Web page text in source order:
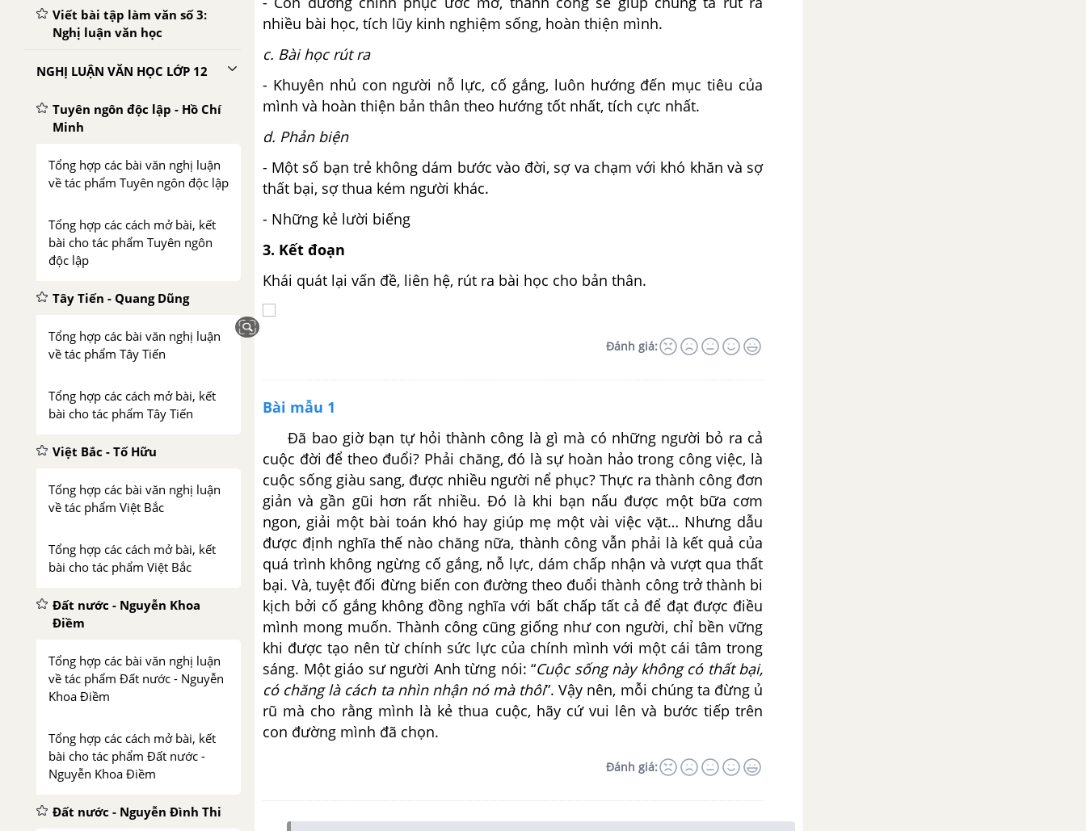
Viết bài tập làm văn số 3:
Nghị luận văn học
NGHỊ LUẬN VĂN HỌC LỚP 12
Tuyên ngôn độc lập - Hồ Chí
Minh
Tổng hợp các bài văn nghị luận
về tác phẩm Tuyên ngôn độc lập
Tổng hợp các cách mở bài, kết
bài cho tác phẩm Tuyên ngôn
độc lập
Tây Tiến - Quang Dũng
Tổng hợp các bài văn nghị luận
về tác phẩm Tây Tiến
Tổng hợp các cách mở bài, kết
bài cho tác phẩm Tây Tiến
Việt Bắc - Tố Hữu
Tổng hợp các bài văn nghị luận
về tác phẩm Việt Bắc
Tổng hợp các cách mở bài, kết
bài cho tác phẩm Việt Bắc
Đất nước - Nguyễn Khoa
Điềm
Tổng hợp các bài văn nghị luận
về tác phẩm Đất nước - Nguyễn
Khoa Điềm
Tổng hợp các cách mở bài, kết
bài cho tác phẩm Đất nước -
Nguyễn Khoa Điềm
Đất nước - Nguyễn Đình Thi
nhiều bài học, tích lũy kinh nghiệm sống, hoàn thiện mình.
c. Bài học rút ra
- Khuyên nhủ con người nỗ lực, cố gắng, luôn hướng đến mục tiêu của
mình và hoàn thiện bản thân theo hướng tốt nhất, tích cực nhất.
d. Phản biện
- Một số bạn trẻ không dám bước vào đời, sợ va chạm với khó khăn và sợ
thất bại, sợ thua kém người khác.
- Những kẻ lười biếng
3. Kết đoạn
Khái quát lại vấn đề, liên hệ, rút ra bài học cho bản thân.
Đánh giá:
Bài mẫu 1
Đã bao giờ bạn tự hỏi thành công là gì mà có những người bỏ ra cả
cuộc đời để theo đuổi? Phải chăng, đó là sự hoàn hảo trong công việc, là
cuộc sống giàu sang, được nhiều người nể phục? Thực ra thành công đơn
giản và gần gũi hơn rất nhiều. Đó là khi bạn nấu được một bữa cơm
ngon, giải một bài toán khó hay giúp mẹ một vài việc vặt… Nhưng dẫu
được định nghĩa thế nào chăng nữa, thành công vẫn phải là kết quả của
quá trình không ngừng cố gắng, nỗ lực, dám chấp nhận và vượt qua thất
bại. Và, tuyệt đối đừng biến con đường theo đuổi thành công trở thành bi
kịch bởi cố gắng không đồng nghĩa với bất chấp tất cả để đạt được điều
mình mong muốn. Thành công cũng giống như con người, chỉ bền vững
khi được tạo nên từ chính sức lực của chính mình với một cái tâm trong
sáng. Một giáo sư người Anh từng nói: “Cuộc sống này không có thất bại,
có chăng là cách ta nhìn nhận nó mà thôi”. Vậy nên, mỗi chúng ta đừng ủ
rũ mà cho rằng mình là kẻ thua cuộc, hãy cứ vui lên và bước tiếp trên
con đường mình đã chọn.
Đánh giá: